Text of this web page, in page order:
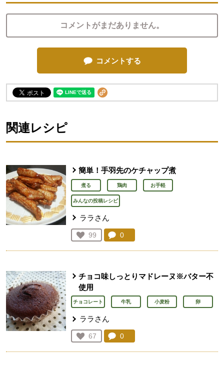
コメントがまだありません。
コメントする
関連レシピ
簡単！手羽先のケチャップ煮
煮る 鶏肉 お手軽
みんなの投稿レシピ
ララさん
お気に入り登録：
99
人が登録
コメント：
0
チョコ味しっとりマドレーヌ※バター不
使用
チョコレート 牛乳 小麦粉 卵
ララさん
お気に入り登録：
67
人が登録
コメント：
0